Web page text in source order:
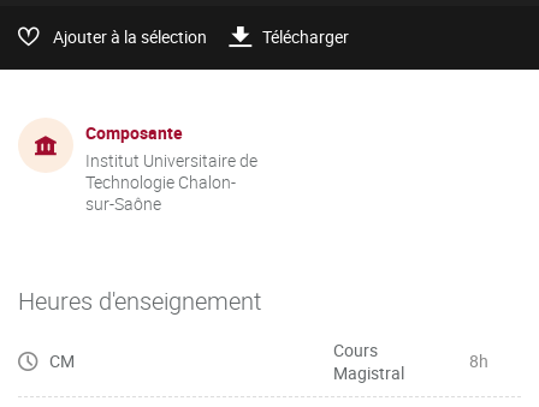
Ajouter à la sélection Télécharger
Composante
Institut Universitaire de
Technologie Chalon-
sur-Saône
Heures d'enseignement
CM
Cours
Magistral
8h